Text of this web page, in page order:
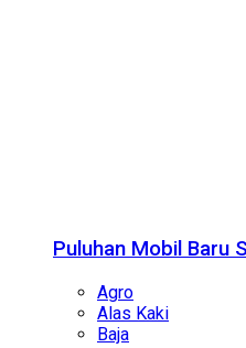
Puluhan Mobil Baru
Agro
Alas Kaki
Baja